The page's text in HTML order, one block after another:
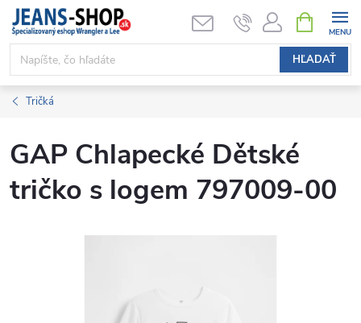
Prejsť
obsah
HĽADAŤ
KOŠÍK
Tričká
GAP Chlapecké Dětské
tričko s logem 797009-00